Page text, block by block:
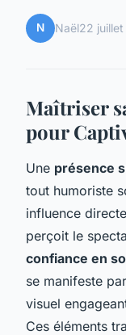
N Naël22
Maîtriser
pour
Une présence
tout humoriste
influence
perçoit le
confiance en
se manifeste
visuel
Ces éléments